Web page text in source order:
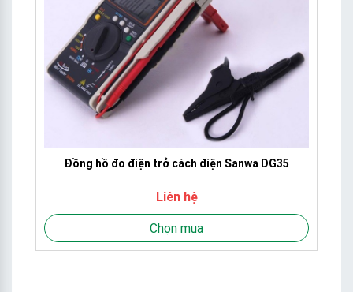
Đồng hồ đo điện trở cách điện Sanwa DG35
Liên hệ
Chọn mua